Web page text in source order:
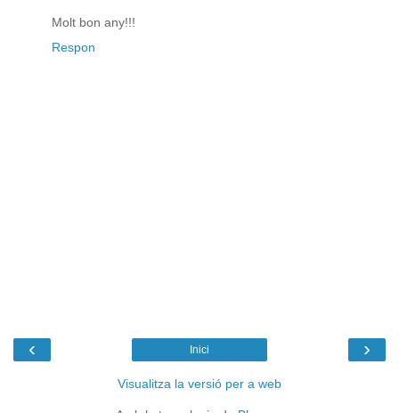
Molt bon any!!!
Respon
‹ ›
Inici
Visualitza la versió per a web